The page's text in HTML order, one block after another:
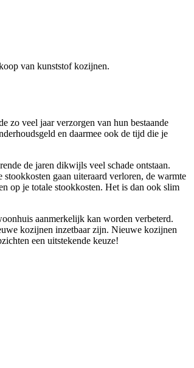
van kunststof kozijnen.
zo veel jaar verzorgen van hun bestaande
en daarmee ook de tijd die je
de jaren dikwijls veel schade ontstaan.
gaan uiteraard verloren, de warmte
op je totale stookkosten. Het is dan ook slim
aanmerkelijk kan worden verbeterd.
kozijnen inzetbaar zijn. Nieuwe kozijnen
een uitstekende keuze!